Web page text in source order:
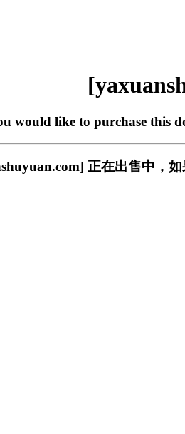
would like to purchase this
正在出售中，